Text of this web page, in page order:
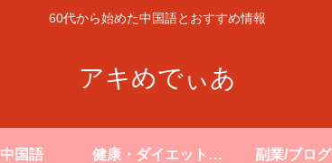
60代から始めた中国語とおすすめ情報
アキめでぃあ
中国語 健康・ダイエット・ 副業/ブログ